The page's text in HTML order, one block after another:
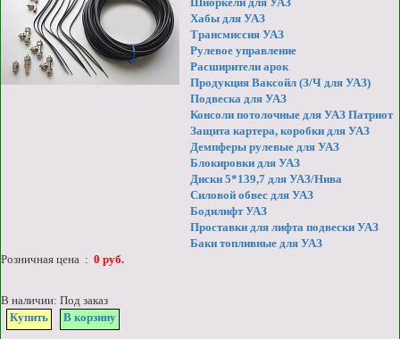
Хабы для УАЗ
Трансмиссия УАЗ
Рулевое управление
Расширители арок
Продукция Ваксойл (З/Ч для УАЗ)
Подвеска для УАЗ
Консоли потолочные для УАЗ Патриот
Защита картера, коробки для УАЗ
Демпферы рулевые для УАЗ
Блокировки для УАЗ
Диски 5*139,7 для УАЗ/Нива
Силовой обвес для УАЗ
Бодилифт УАЗ
Проставки для лифта подвески УАЗ
Баки топливные для УАЗ
Розничная цена : 0 руб.
В наличии: Под заказ
Купить
В корзину